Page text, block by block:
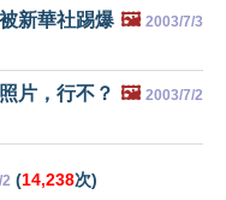
新華社踢爆 🖼️ 2003/7/3
片，行不？ 🖼️ 2003/7/2
(14,238次)